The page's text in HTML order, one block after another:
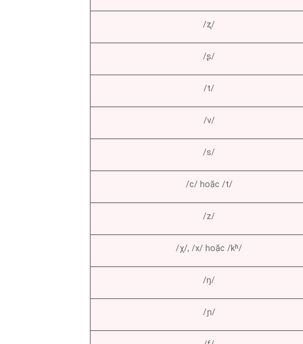
/ʐ/
/ʂ/
/t/
/v/
/s/
/c/ hoặc /t/
/z/
/χ/, /x/ hoặc /kʰ/
/ŋ/
/ɲ/